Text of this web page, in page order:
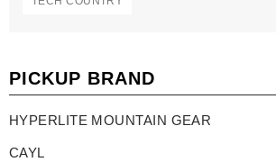
PICKUP BRAND
HYPERLITE MOUNTAIN GEAR
CAYL